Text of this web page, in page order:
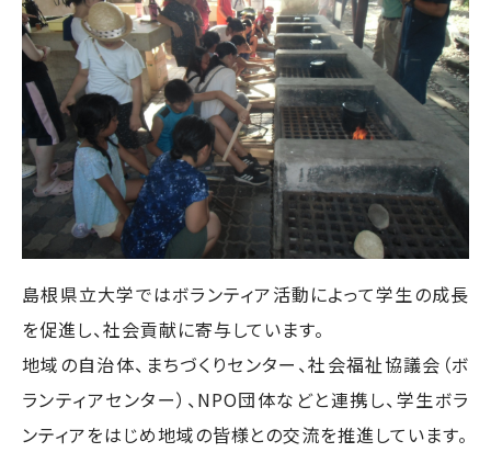
島根県立大学ではボランティア活動によって学生の成長
を促進し、社会貢献に寄与しています。
地域の自治体、まちづくりセンター、社会福祉協議会（ボ
ランティアセンター）、NPO団体などと連携し、学生ボラ
ンティアをはじめ地域の皆様との交流を推進しています。